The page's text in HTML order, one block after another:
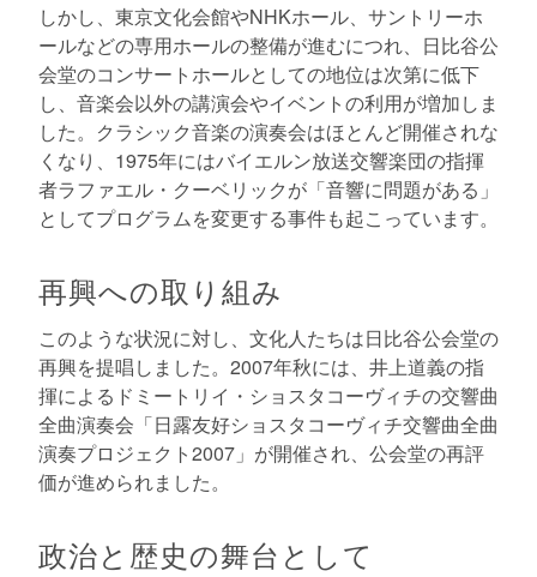
しかし、東京文化会館やNHKホール、サントリーホ
ールなどの専用ホールの整備が進むにつれ、日比谷公
会堂のコンサートホールとしての地位は次第に低下
し、音楽会以外の講演会やイベントの利用が増加しま
した。クラシック音楽の演奏会はほとんど開催されな
くなり、1975年にはバイエルン放送交響楽団の指揮
者ラファエル・クーベリックが「音響に問題がある」
としてプログラムを変更する事件も起こっています。
再興への取り組み
このような状況に対し、文化人たちは日比谷公会堂の
再興を提唱しました。2007年秋には、井上道義の指
揮によるドミートリイ・ショスタコーヴィチの交響曲
全曲演奏会「日露友好ショスタコーヴィチ交響曲全曲
演奏プロジェクト2007」が開催され、公会堂の再評
価が進められました。
政治と歴史の舞台として